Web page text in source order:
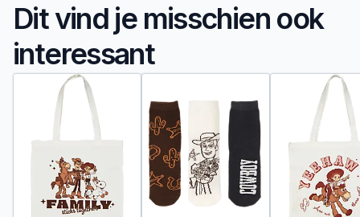
Dit vind je misschien ook
interessant